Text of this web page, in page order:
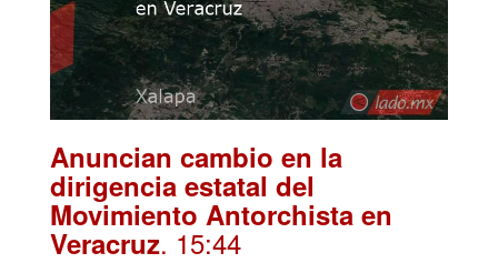
Anuncian cambio en la
dirigencia estatal del
Movimiento Antorchista en
Veracruz. 15:44